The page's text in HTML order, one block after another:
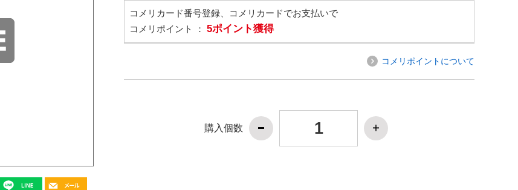
コメリカード番号登録、コメリカードでお支払いで
コメリポイント ： 5ポイント獲得
コメリポイントについて
購入個数